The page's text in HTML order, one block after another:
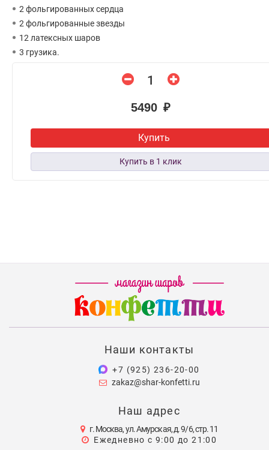
2 фольгированных сердца
2 фольгированные звезды
12 латексных шаров
3 грузика.
5490 ₽
Купить
Наши контакты
+7 (925) 236-20-00
zakaz@shar-konfetti.ru
Наш адрес
г. Москва, ул. Амурская, д. 9/6, стр. 11
Ежедневно с 9:00 до 21:00